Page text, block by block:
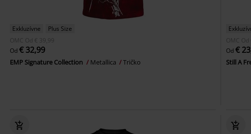
Exkluzívne
Plus Size
OMC Od € 39,99
Od € 32,99
EMP Signature Collection Metallica Tričko
OMC Od
Od€
Still A